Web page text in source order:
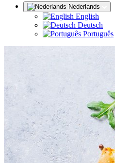
Nederlands
English
Deutsch
Português